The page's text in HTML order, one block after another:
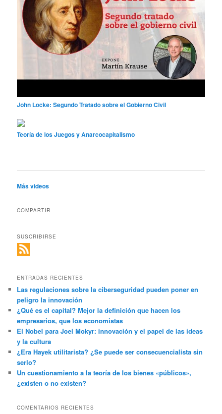
John Locke: Segundo Tratado sobre el Gobierno Civil
Teoría de los Juegos y Anarcocapitalismo
Más videos
COMPARTIR
SUSCRIBIRSE
ENTRADAS RECIENTES
Las regulaciones sobre la ciberseguridad pueden poner en
peligro la innovación
¿Qué es el capital? Mejor la definición que hacen los
empresarios, que los economistas
El Nobel para Joel Mokyr: innovación y el papel de las ideas
y la cultura
¿Era Hayek utilitarista? ¿Se puede ser consecuencialista sin
serlo?
Un cuestionamiento a la teoría de los bienes «públicos»,
¿existen o no existen?
COMENTARIOS RECIENTES